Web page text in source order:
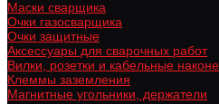
Маски сварщика
Очки газосварщика
Очки защитные
Аксессуары для сварочных работ
Вилки, розетки и кабельные
Клеммы заземления
Магнитные угольники, держатели